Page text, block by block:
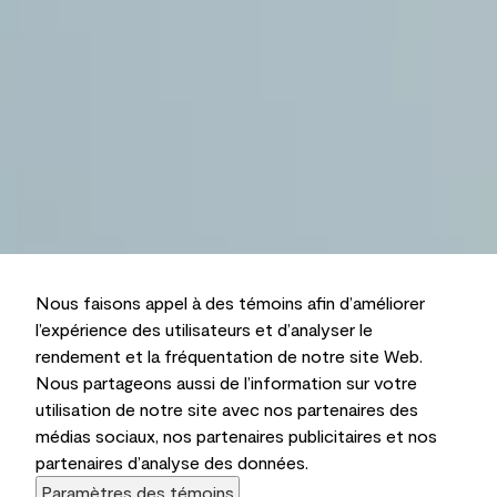
Nous faisons appel à des témoins afin d’améliorer
l’expérience des utilisateurs et d’analyser le
rendement et la fréquentation de notre site Web.
Nous partageons aussi de l’information sur votre
utilisation de notre site avec nos partenaires des
médias sociaux, nos partenaires publicitaires et nos
partenaires d’analyse des données.
Paramètres des témoins